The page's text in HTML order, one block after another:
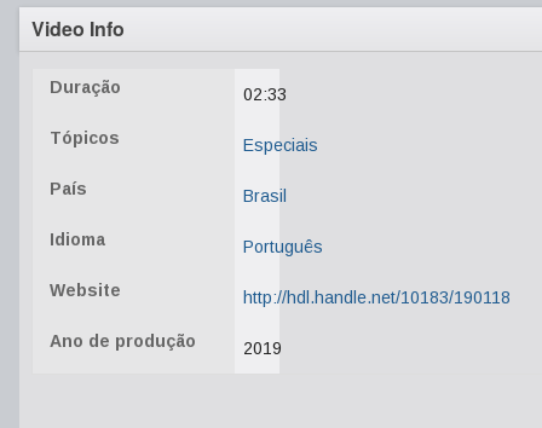
Video Info
Duração 02:33
Tópicos Especiais
País Brasil
Idioma Português
Website http://hdl.handle.net/10183/190118
Ano de produção 2019